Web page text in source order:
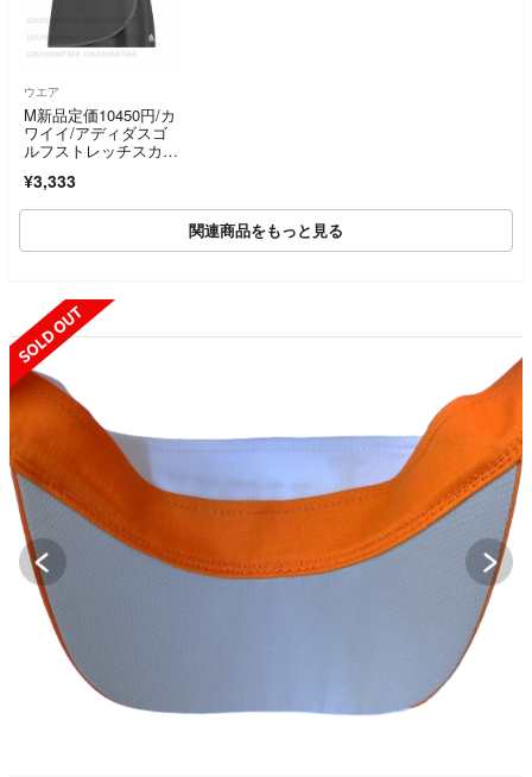
ウエア
M新品定価10450円/カ
ワイイ/アディダスゴ
ルフストレッチスカー
¥3,333
関連商品をもっと見る